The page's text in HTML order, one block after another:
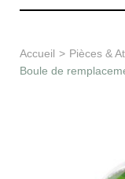
Accueil > Pièces &
Boule de